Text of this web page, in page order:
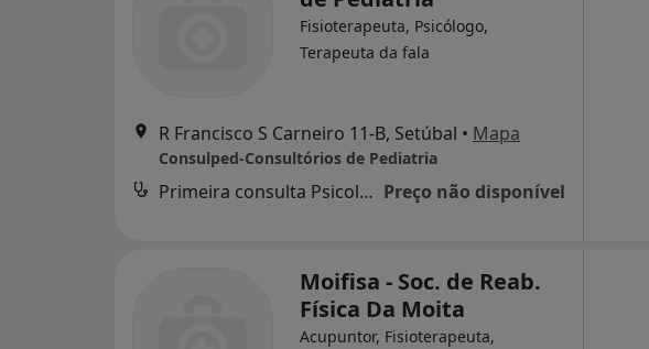
Fisioterapeuta, Psicólogo,
Terapeuta da fala
R Francisco S Carneiro 11-B, Setúbal • Mapa
Consulped-Consultórios de Pediatria
Primeira consulta Psicologia Preço não disponível
Moifisa - Soc. de Reab.
Física Da Moita
Acupuntor, Fisioterapeuta,